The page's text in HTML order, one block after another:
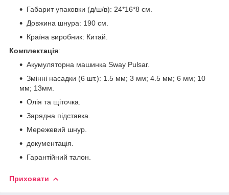
Габарит упаковки (д/ш/в): 24*16*8 см.
Довжина шнура: 190 см.
Країна виробник: Китай.
Комплектація:
Акумуляторна машинка Sway Pulsar.
Змінні насадки (6 шт.): 1.5 мм; 3 мм; 4.5 мм; 6 мм; 10
мм; 13мм.
Олія та щіточка.
Зарядна підставка.
Мережевий шнур.
документація.
Гарантійний талон.
Приховати